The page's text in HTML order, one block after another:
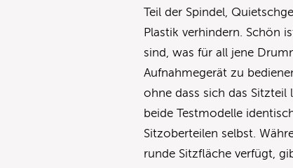
Teil der Spindel,
Plastik verhindern. Schön
sind, was für all jene
Aufnahmegerät zu
ohne dass sich das
beide Testmodelle
Sitzoberteilen selbst.
runde Sitzfläche verfügt,